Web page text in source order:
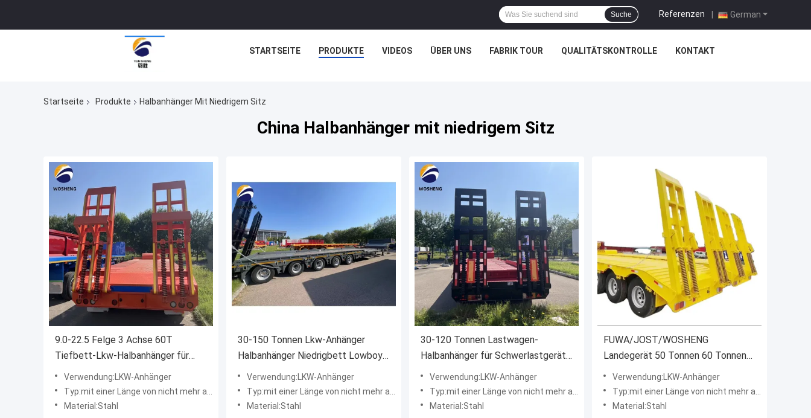
German
Referenzen |
Suche
STARTSEITE PRODUKTE VIDEOS ÜBER UNS FABRIK TOUR QUALITÄTSKONTROLLE KONTAKT
Startseite Produkte Halbanhänger Mit Niedrigem Sitz
China Halbanhänger mit niedrigem Sitz
9.0-22.5 Felge 3 Achse 60T
Tiefbett-Lkw-Halbanhänger für
schwere Ausrüstung
Verwendung:LKW-Anhänger
Typ:mit einer Länge von nicht mehr als 20 m
Material:Stahl
30-150 Tonnen Lkw-Anhänger
Halbanhänger Niedrigbett Lowboy
Halbanhänger für schwere Anlagen
Verwendung:LKW-Anhänger
Typ:mit einer Länge von nicht mehr als 20 m
Material:Stahl
30-120 Tonnen Lastwagen-
Halbanhänger für Schwerlastgeräte
13-18m x 2,5-3m x 3,3m
Verwendung:LKW-Anhänger
Typ:mit einer Länge von nicht mehr als 20 m
Material:Stahl
FUWA/JOST/WOSHENG
Landegerät 50 Tonnen 60 Tonnen
Hydraulischer Gänsenhals-Lowboy-
Halbanhänger
Verwendung:LKW-Anhänger
Typ:mit einer Länge von nicht mehr als 20 m
Material:Stahl